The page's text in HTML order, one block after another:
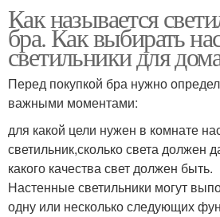
Как называется
бра. Как выбирать
светильники для
Перед покупкой бра нужно
важными моментами:
для какой цели нужен в комнате
светильник,сколько света должен
какого качества свет должен быть.
Настенные светильники могут
одну или несколько следующих